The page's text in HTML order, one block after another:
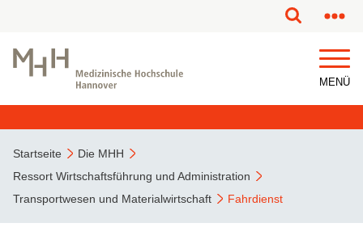
MENÜ
Startseite
Die MHH
Ressort Wirtschaftsführung und Administration
Transportwesen und Materialwirtschaft
Fahrdienst